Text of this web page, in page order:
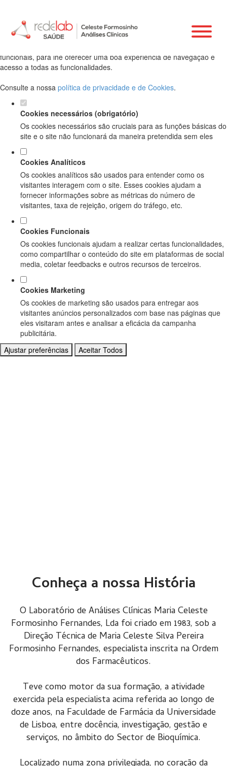
Defina as suas preferências de cookies
para este website.
funcionais, para lhe oferecer uma boa experiência de navegação e
acesso a todas as funcionalidades.
Consulte a nossa política de privacidade e de Cookies.
Cookies necessários (obrigatório)
Os cookies necessários são cruciais para as funções básicas do
site e o site não funcionará da maneira pretendida sem eles
Cookies Analíticos
Os cookies analíticos são usados para entender como os
visitantes interagem com o site. Esses cookies ajudam a
fornecer informações sobre as métricas do número de
visitantes, taxa de rejeição, origem do tráfego, etc.
Cookies Funcionais
Os cookies funcionais ajudam a realizar certas funcionalidades,
como compartilhar o conteúdo do site em plataformas de social
media, coletar feedbacks e outros recursos de terceiros.
Cookies Marketing
Os cookies de marketing são usados para entregar aos
visitantes anúncios personalizados com base nas páginas que
eles visitaram antes e analisar a eficácia da campanha
publicitária.
Ajustar preferências
Aceitar Todos
Conheça a nossa História
O Laboratório de Análises Clínicas Maria Celeste
Formosinho Fernandes, Lda foi criado em 1983, sob a
Direção Técnica de Maria Celeste Silva Pereira
Formosinho Fernandes, especialista inscrita na Ordem
dos Farmacêuticos.
Teve como motor da sua formação, a atividade
exercida pela especialista acima referida ao longo de
doze anos, na Faculdade de Farmácia da Universidade
de Lisboa, entre docência, investigação, gestão e
serviços, no âmbito do Sector de Bioquímica.